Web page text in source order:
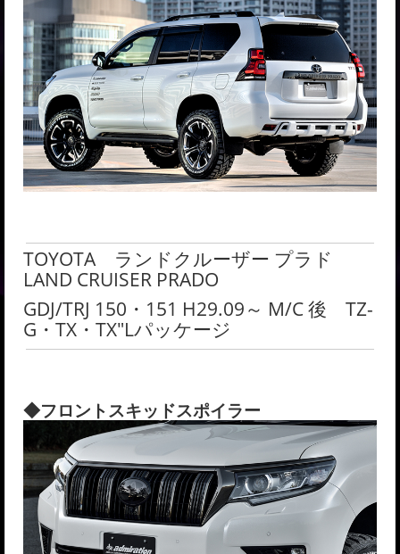
TOYOTA ランドクルーザー プラド
LAND CRUISER PRADO
GDJ/TRJ 150・151 H29.09～ M/C 後 TZ-
G・TX・TX"Lパッケージ
◆フロントスキッドスポイラー